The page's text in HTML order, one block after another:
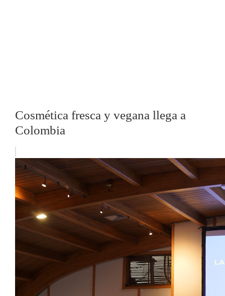
Cosmética fresca y vegana llega a
Colombia